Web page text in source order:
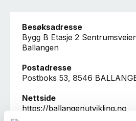
Besøksadresse
Bygg B Etasje 2
Ballangen
Postadresse
Postboks 53, 8546
Nettside
https://ballangenutvikling.no